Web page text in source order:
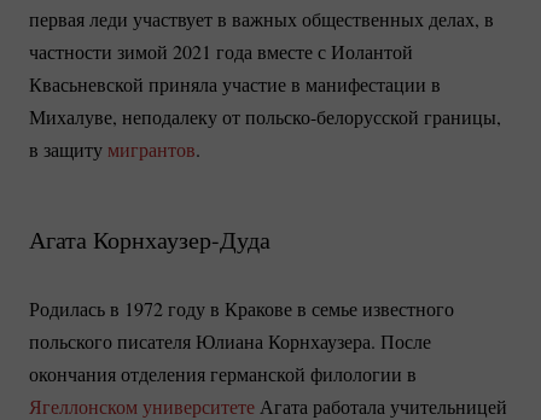
первая леди участвует в важных общественных делах, в
частности зимой 2021 года вместе с Иолантой
Квасьневской приняла участие в манифестации в
Михалуве, неподалеку отпольско-белорусской границы,
в защиту мигрантов.
Агата Корнхаузер-Дуда
Родилась в 1972 году в Кракове в семье известного
польского писателя Юлиана Корнхаузера. После
окончания отделения германской филологии в
Ягеллонском университете Агата работала учительницей